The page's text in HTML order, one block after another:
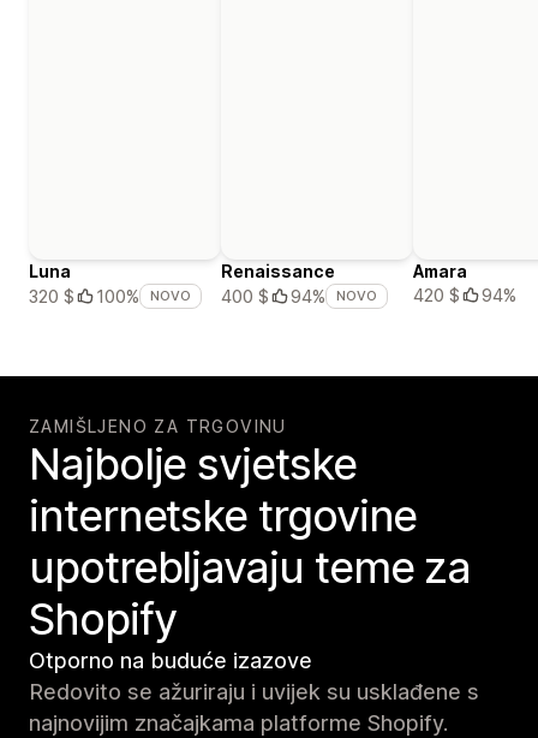
Luna
320 $
100% NOVO
Renaissance
400 $
94% NOVO
Amara
420 $
94%
ZAMIŠLJENO ZA TRGOVINU
Najbolje svjetske
internetske trgovine
upotrebljavaju teme za
Shopify
Otporno na buduće izazove
Redovito se ažuriraju i uvijek su usklađene s
najnovijim značajkama platforme Shopify.